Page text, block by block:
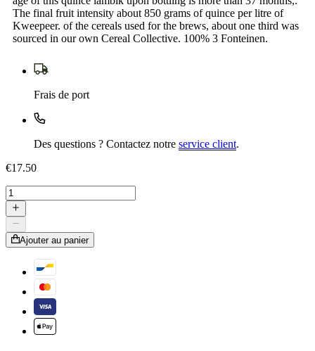
The final fruit intensity about 850 grams of quince per litre of
Kweepeer. of the cereals used for the brews, about one third was
sourced in our own Cereal Collective. 100% 3 Fonteinen.
Frais de port
Des questions ? Contactez notre service client.
€17.50
Ajouter au panier